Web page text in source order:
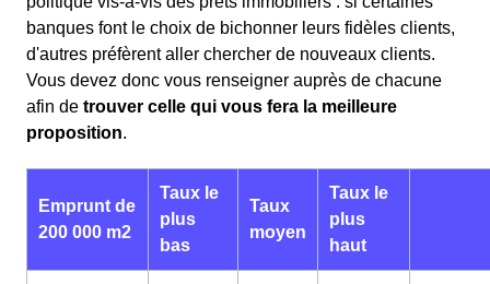
banques font le choix de bichonner leurs fidèles clients,
d'autres préfèrent aller chercher de nouveaux clients.
Vous devez donc vous renseigner auprès de chacune
afin de trouver celle qui vous fera la meilleure
proposition.
Emprunt de
200 000 m2
Taux le
plus
bas
Taux
moyen
Taux le
plus
haut